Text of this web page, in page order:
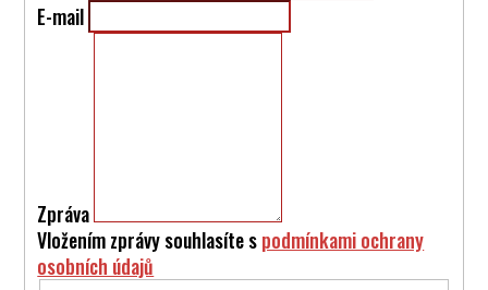
E-mail
Zpráva
Vložením zprávy souhlasíte spodmínkami ochrany
osobních údajů